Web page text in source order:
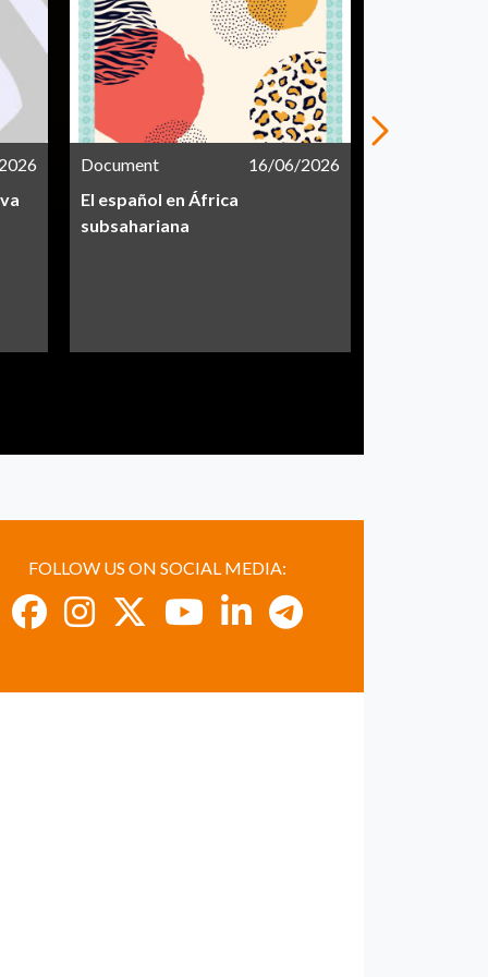
Document
16/06/2026
El español en África
subsahariana
FOLLOW US ON SOCIAL MEDIA: